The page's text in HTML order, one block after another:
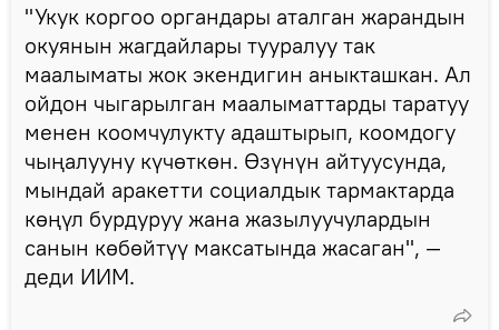
"Укук коргоо органдары аталган жарандын
окуянын жагдайлары тууралуу так
маалыматы жок экендигин аныкташкан. Ал
ойдон чыгарылган маалыматтарды таратуу
менен коомчулукту адаштырып, коомдогу
чыңалууну күчөткөн. Өзүнүн айтуусунда,
мындай аракетти социалдык тармактарда
көңүл бурдуруу жана жазылуучулардын
санын көбөйтүү максатында жасаган", —
деди ИИМ.